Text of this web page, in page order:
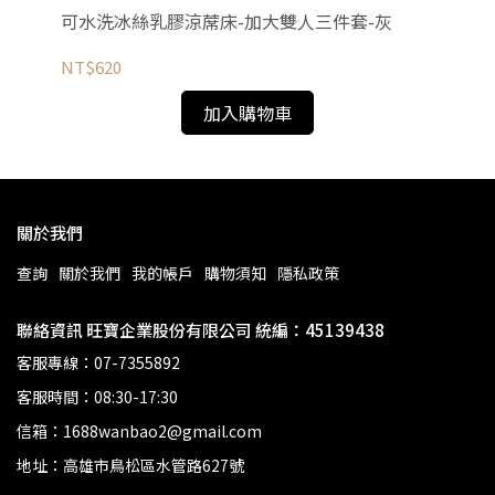
可水洗冰絲乳膠涼蓆床-加大雙人三件套-灰
NT$620
加入購物車
關於我們
查詢 關於我們 我的帳戶 購物須知 隱私政策
聯絡資訊 旺寶企業股份有限公司 統編：45139438
客服專線：07-7355892
客服時間：08:30-17:30
信箱：1688wanbao2@gmail.com
地址：高雄市鳥松區水管路627號